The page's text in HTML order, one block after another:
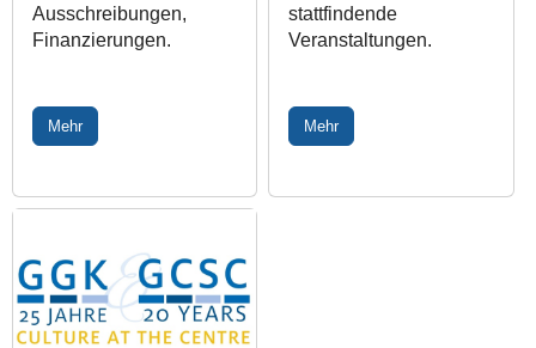
Ausschreibungen,
Finanzierungen.
Mehr
stattfindende
Veranstaltungen.
Mehr